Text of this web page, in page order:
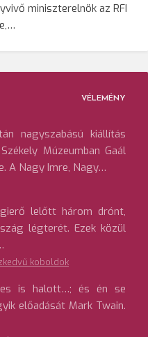
miniszterelnök az RFI
VÉLEMÉNY
nagyszabású kiállítás
Múzeumban Gaál
A Nagy Imre, Nagy…
lelőtt három drónt,
légterét. Ezek közül
koboldok
is halott…; és én se
előadását Mark Twain.